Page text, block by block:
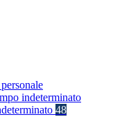
indeterminato
48